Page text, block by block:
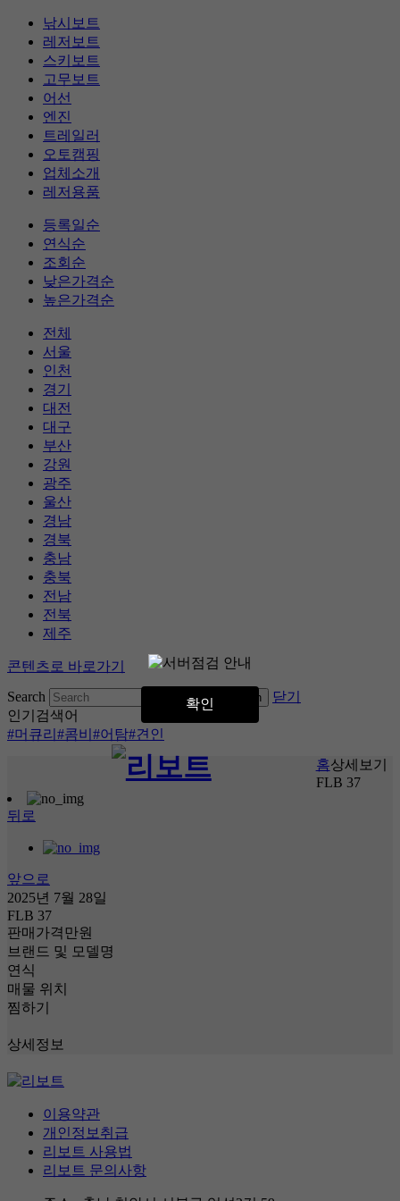
확인
낚시보트
레저보트
스키보트
고무보트
어선
엔진
트레일러
오토캠핑
업체소개
레저용품
등록일순
연식순
조회순
낮은가격순
높은가격순
전체
서울
인천
경기
대전
대구
부산
강원
광주
울산
경남
경북
충남
충북
전남
전북
제주
콘텐츠로 바로가기
Search
닫기
인기검색어
#머큐리 #콤비 #어탐#견인
홈상세보기
FLB 37
뒤로
앞으로
2025년 7월 28일
FLB 37
판매가격 만원
브랜드 및 모델명
연식
매물 위치
찜하기
상세정보
이용약관
개인정보취급
리보트 사용법
리보트 문의사항